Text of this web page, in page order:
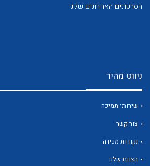
לכל מוצרי היצרן
הסרטונים האחרונים שלנו
ניווט מהיר
שירותי תמיכה
צור קשר
נקודות מכירה
הצוות שלנו